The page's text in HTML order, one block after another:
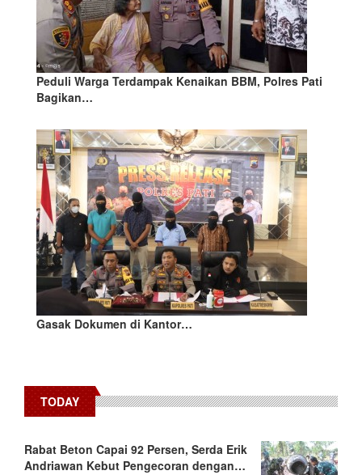
Peduli Warga Terdampak Kenaikan BBM, Polres Pati
Bagikan…
Gasak Dokumen di Kantor…
TODAY
Rabat Beton Capai 92 Persen, Serda Erik
Andriawan Kebut Pengecoran dengan…